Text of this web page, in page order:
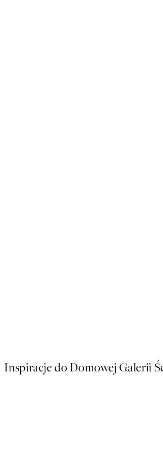
Inspiracje do Domowej Galerii